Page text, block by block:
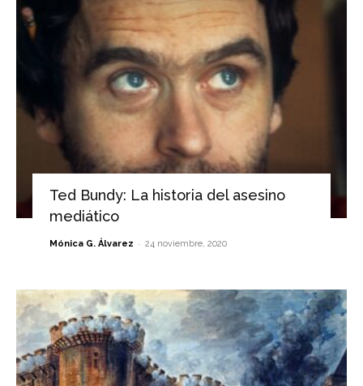
Ted Bundy: La historia del asesino
mediático
Mónica G. Álvarez - 24 noviembre, 2020